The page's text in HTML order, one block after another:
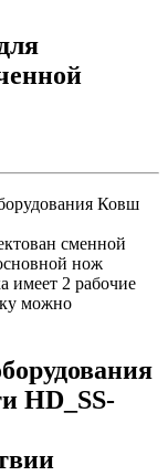
сменной
нож
имеет 2 рабочие
можно